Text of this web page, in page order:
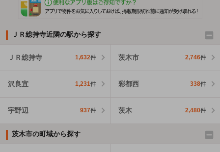
ＪＲ総持寺近隣の駅から探す
ＪＲ総持寺 1,632件 茨木市 2,746件
沢良宜 1,231件 彩都西 338件
宇野辺 937件 茨木 2,480件
茨木市の町域から探す